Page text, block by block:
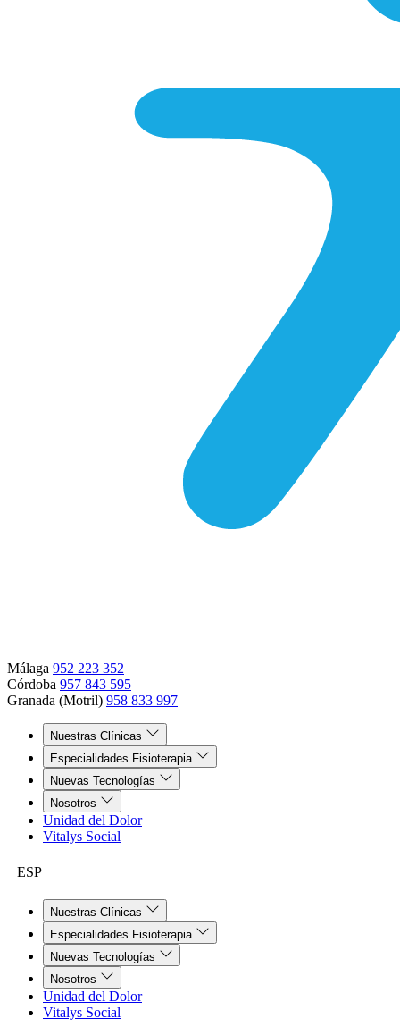
Málaga 952 223 352
Córdoba 957 843 595
Granada (Motril) 958 833 997
Nuestras Clínicas
Especialidades Fisioterapia
Nuevas Tecnologías
Nosotros
Unidad del Dolor
Vitalys Social
ESP
Nuestras Clínicas
Especialidades Fisioterapia
Nuevas Tecnologías
Nosotros
Unidad del Dolor
Vitalys Social